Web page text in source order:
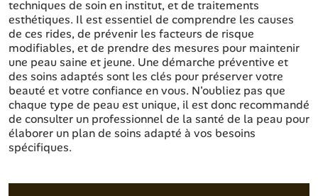
techniques de soin en institut, et de traitements
esthétiques. Il est essentiel de comprendre les causes
de ces rides, de prévenir les facteurs de risque
modifiables, et de prendre des mesures pour maintenir
une peau saine et jeune. Une démarche préventive et
des soins adaptés sont les clés pour préserver votre
beauté et votre confiance en vous. N'oubliez pas que
chaque type de peau est unique, il est donc recommandé
de consulter un professionnel de la santé de la peau pour
élaborer un plan de soins adapté à vos besoins
spécifiques.
Sommaire de l'article